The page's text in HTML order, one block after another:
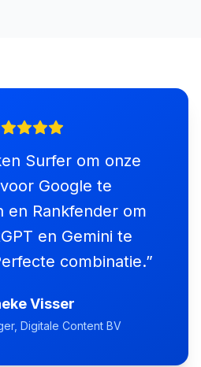
Surfer om onze
Google te
en Rankfender om
en Gemini te
combinatie.”
Visser
, Digitale Content BV